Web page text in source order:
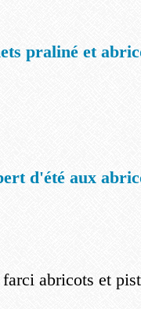
praliné et
d'été aux
abricots et